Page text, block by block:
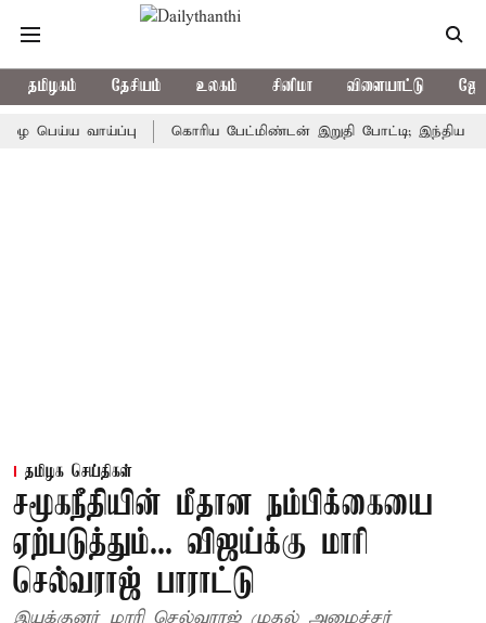
தமிழகம் தேசியம் உலகம் சினிமா விளையாட்டு
வாய்ப்பு கொரிய பேட்மிண்டன் இறுதி போட்டி; இந்திய
தமிழக செய்திகள்
சமூகநீதியின் மீதான நம்பிக்கையை
ஏற்படுத்தும்... விஜய்க்கு மாரி
செல்வராஜ் பாராட்டு
இயக்குனர் மாரி செல்வராஜ் முதல் அமைச்சர்